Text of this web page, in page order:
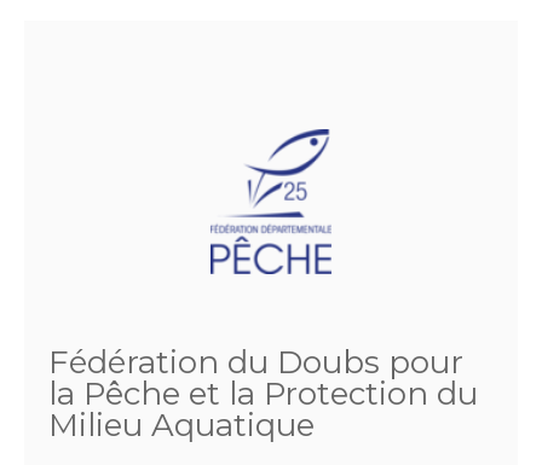
Fédération du Doubs pour
la Pêche et la Protection du
Milieu Aquatique